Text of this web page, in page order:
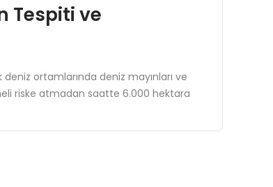
Tespiti ve
deniz ortamlarında deniz mayınları ve
riske atmadan saatte 6.000 hektara